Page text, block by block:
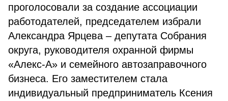
проголосовали за создание ассоциации
работодателей, председателем избрали
Александра Ярцева – депутата Собрания
округа, руководителя охранной фирмы
«Алекс-А» и семейного автозаправочного
бизнеса. Его заместителем стала
индивидуальный предприниматель Ксения